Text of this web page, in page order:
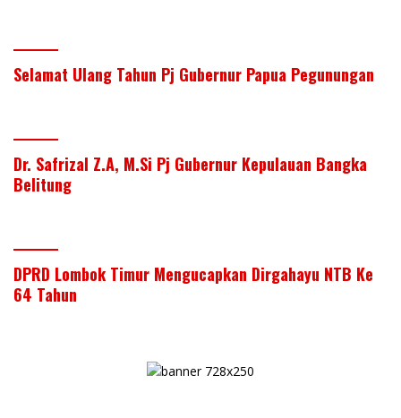
Selamat Ulang Tahun Pj Gubernur Papua Pegunungan
Dr. Safrizal Z.A, M.Si Pj Gubernur Kepulauan Bangka
Belitung
DPRD Lombok Timur Mengucapkan Dirgahayu NTB Ke
64 Tahun